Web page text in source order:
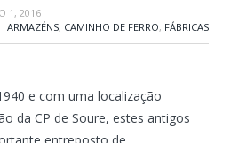
1, 2016
ARMAZÉNS, CAMINHO DE FERRO, FÁBRICAS
e com uma localização
da CP de Soure, estes antigos